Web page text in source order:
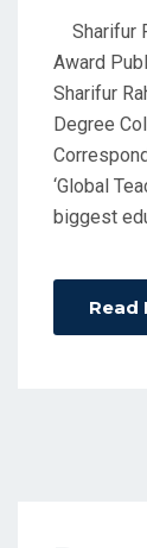
Sharifur
Award
Sharifur
Degree
‘Global
biggest
Read